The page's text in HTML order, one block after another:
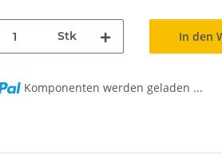
Stk In den
Komponenten werden geladen ...